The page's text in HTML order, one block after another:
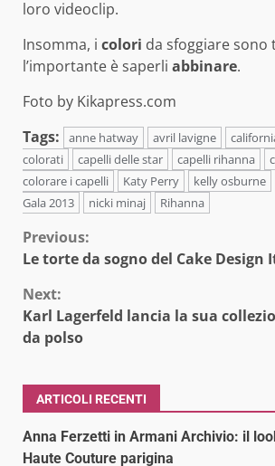
loro videoclip.
Insomma, i colori da sfoggiare
l’importante è saperli abbinare.
Foto by Kikapress.com
Tags:
anne hatway avril lavigne
colorati
capelli delle star capelli rihanna
colorare i capelli
Katy Perry kelly osburne
Gala 2013
nicki minaj Rihanna
Continue
Reading
Previous:
Le torte da sogno del Cake Design
Next:
Karl Lagerfeld lancia la sua
da polso
ARTICOLI RECENTI
Anna Ferzetti in Armani Archivio: il
Haute Couture parigina